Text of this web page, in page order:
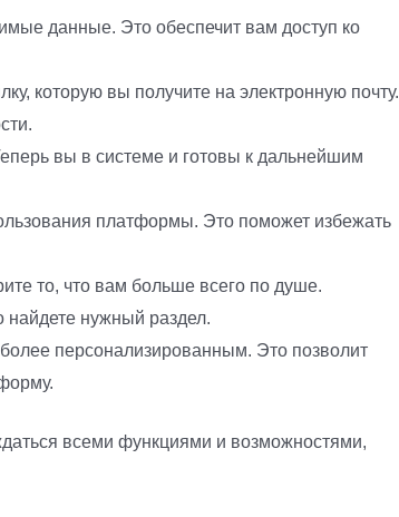
данные. Это обеспечит вам доступ ко
которую вы получите на электронную почту.
вы в системе и готовы к дальнейшим
платформы. Это поможет избежать
то, что вам больше всего по душе.
найдете нужный раздел.
персонализированным. Это позволит
всеми функциями и возможностями,